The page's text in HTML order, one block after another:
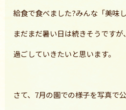
給食で食べました?みんな「美味
まだまだ暑い日は続きそうです
過ごしていきたいと思います。
さて、7月の園での様子を写真で公